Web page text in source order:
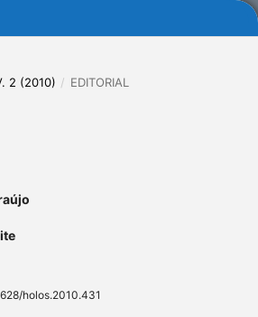
2 (2010) / EDITORIAL
holos.2010.431